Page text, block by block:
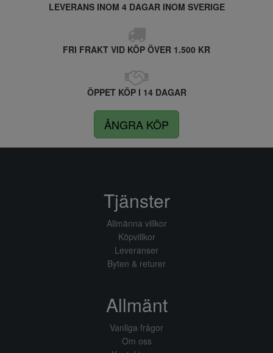
LEVERANS INOM 4 DAGAR INOM SVERIGE
FRI FRAKT VID KÖP ÖVER 1.500 KR
ÖPPET KÖP I 14 DAGAR
ÅNGRA KÖP
Tjänster
Allmänna villkor
Köpvillkor
Leveranser
Byten & returer
Allmänt
Vanliga frågor
Om oss